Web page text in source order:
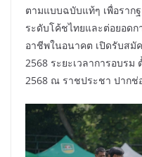
ตามแบบฉบับแท้ๆ เพื่อราก
ระดับโค้ชไทยและต่อยอด
อาชีพในอนาคต เปิดรับสมั
2568 ระยะเวลาการอบร
2568 ณ ราชประชา ปากช่